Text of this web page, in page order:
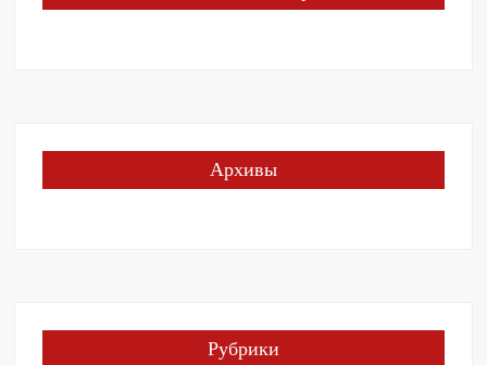
Архивы
Рубрики